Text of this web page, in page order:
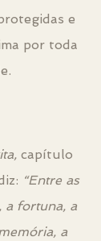
e
por toda
capítulo
“Entre as
a fortuna, a
a